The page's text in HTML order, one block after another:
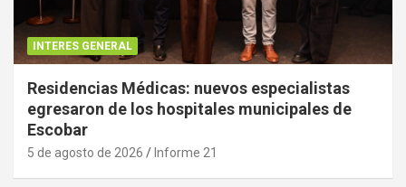
INTERES GENERAL
Residencias Médicas: nuevos especialistas
egresaron de los hospitales municipales de
Escobar
5 de agosto de 2026 Informe 21